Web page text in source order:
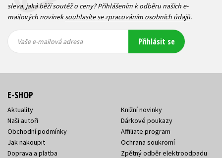
sleva, jaká běží soutěž o ceny? Přihlášením k odběru našich e-
mailových novineksouhlasíte se zpracováním osobních údajů.
mailová
mailová
Vaše e-mailová adresa Přihlásit se
E-SHOP
Aktuality
Naši autoři
Obchodní podmínky
Jak nakoupit
Doprava a platba
Knižní novinky
Dárkové poukazy
Affiliate program
Ochrana soukromí
Zpětný odběr elektroodpadu